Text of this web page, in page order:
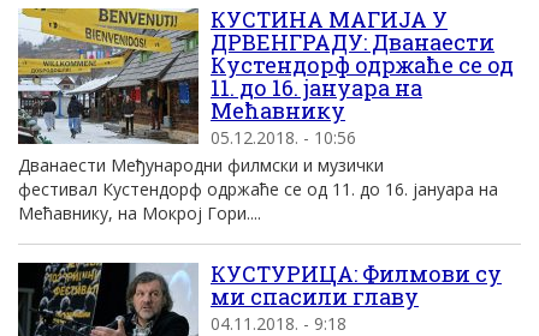
КУСТИНА МАГИЈА У
ДРВЕНГРАДУ: Дванаести
Кустендорф одржаће се од
11. до 16. јануара на
Мећавнику
05.12.2018. - 10:56
Дванаести Међународни филмски и музички
фестивал Кустендорф одржаће се од 11. до 16. јануара на
Мећавнику, на Мокрој Гори....
КУСТУРИЦА: Филмови су
ми спасили главу
04.11.2018. - 9:18